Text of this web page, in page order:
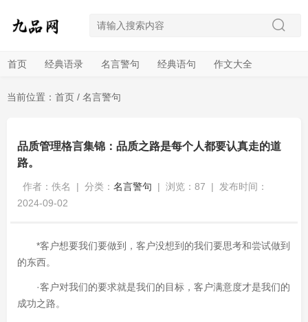
首页 经典语录 名言警句 经典语句 作文大全
当前位置： 首页 / 名言警句
品质管理格言集锦：品质之路是每个人都要认真走的道
路。
作者：佚名 | 分类： 名言警句 | 浏览：87 |
发布时间：
2024-09-02
*客户想要我们要做到，客户没想到的我们要思考和尝试做到
的东西。
·客户对我们的要求就是我们的目标，客户满意度才是我们的
成功之路。